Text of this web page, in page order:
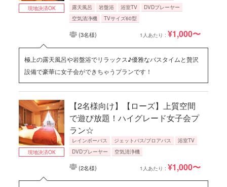
露天風呂
岩盤浴 浴室TV
DVDプレーヤー
空気清浄機
TVサイズ60型
(3名様) 1人あたり : ¥1,000〜
現地決済OK
極上の露天風呂や岩盤浴でリラックス♪優雅なバスタイムと贅沢
設備で豪華に女子会ができちゃうプランです！
【2名様向け】【ローズ】上質空間
で遊び放題！ハイグレード女子会プ
ラン☆
レインボーバス ジェットバス/ブロアバス
浴室TV
DVDプレーヤー
空気清浄機
(2名様) 1人あたり : ¥1,000〜
現地決済OK